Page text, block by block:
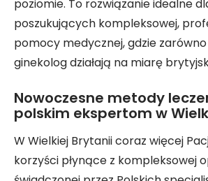
poziomie. To rozwiązanie idealne
poszukujących kompleksowej,
pomocy medycznej, gdzie
ginekolog działają na miarę
Nowoczesne metody
polskim ekspertom w
W Wielkiej Brytanii coraz więcej
korzyści płynące z kompleksowej